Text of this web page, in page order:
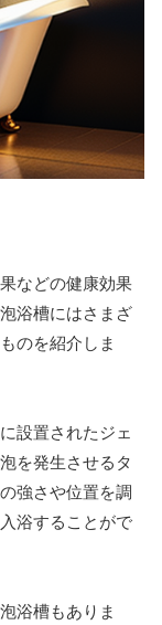
などの健康効果
浴槽にはさまざ
のを紹介しま
設置されたジェ
を発生させるタ
強さや位置を調
浴することがで
浴槽もありま